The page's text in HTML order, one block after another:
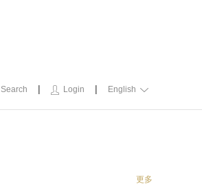
Search | Login | English
更多